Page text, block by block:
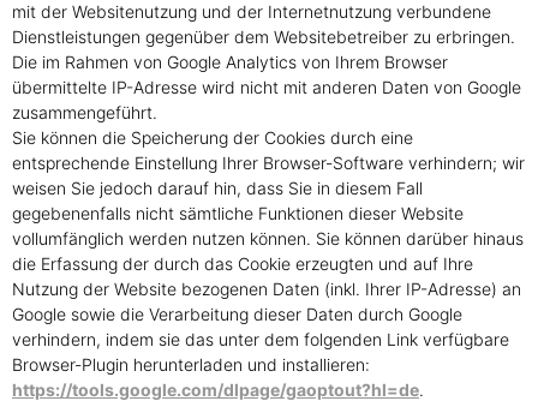
mit der Websitenutzung und der Internetnutzung verbundene
Dienstleistungen gegenüber dem Websitebetreiber zu erbringen.
Die im Rahmen von Google Analytics von Ihrem Browser
übermittelte IP-Adresse wird nicht mit anderen Daten von Google
zusammengeführt.
Sie können die Speicherung der Cookies durch eine
entsprechende Einstellung Ihrer Browser-Software verhindern; wir
weisen Sie jedoch darauf hin, dass Sie in diesem Fall
gegebenenfalls nicht sämtliche Funktionen dieser Website
vollumfänglich werden nutzen können. Sie können darüber hinaus
die Erfassung der durch das Cookie erzeugten und auf Ihre
Nutzung der Website bezogenen Daten (inkl. Ihrer IP-Adresse) an
Google sowie die Verarbeitung dieser Daten durch Google
verhindern, indem sie das unter dem folgenden Link verfügbare
Browser-Plugin herunterladen und installieren:
https://tools.google.com/dlpage/gaoptout?hl=de.